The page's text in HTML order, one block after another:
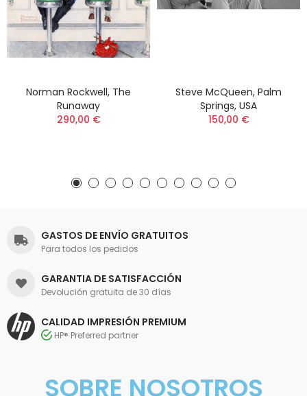
Norman Rockwell, The
Runaway
290,00 €
Steve McQueen, Palm
Springs, USA
150,00 €
GASTOS DE ENVÍO GRATUITOS
Para todos los pedidos
GARANTIA DE SATISFACCIÓN
Devolución gratuita de 30 días
CALIDAD IMPRESIÓN PREMIUM
HP® Preferred partner
SOBRE NOSOTROS